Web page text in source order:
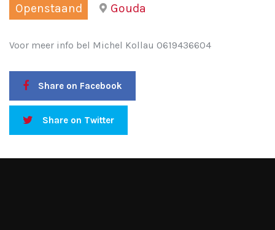
Openstaand Gouda
Voor meer info bel Michel Kollau 0619436604
Share on Facebook
Share on Twitter